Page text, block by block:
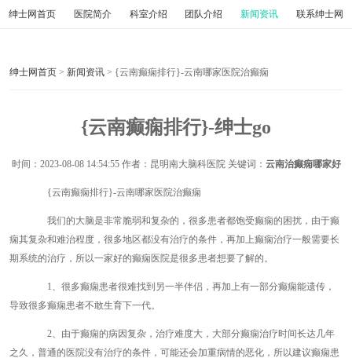
绅士网首页 医院简介 科室介绍 团队介绍 新闻资讯 联系绅士网
绅士网首页 > 新闻资讯 > {云南癫痫排行}-云南哪家医院治癫痫
{云南癫痫排行}-绅士go
时间： 2023-08-08 14:54:55作者：昆明南大脑科医院 关键词： 云南治癫痫哪家好
{云南癫痫排行}-云南哪家医院治癫痫
我们的大脑是非常脆弱和复杂的，很多患者都饱受癫痫的困扰，由于癫
痫其复杂和难治程度，很多地区都没有治疗的条件，再加上癫痫治疗一般需要长
期系统的治疗，所以一家好的癫痫医院是很多患者想要了解的。
1、很多癫痫患者很难找到另一半伴侣，再加上有一部分癫痫能遗传，
导致很多癫痫患者不敢生育下一代。
2、由于癫痫的病因复杂，治疗难度大，大部分癫痫治疗时间长达几年
之久，普通的医院没有治疗的条件，可能还会加重病情的恶化，所以建议癫痫患